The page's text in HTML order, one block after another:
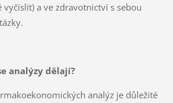
vyčíslit) a ve zdravotnictví s sebou
analýzy dělají?
analýz je důležité